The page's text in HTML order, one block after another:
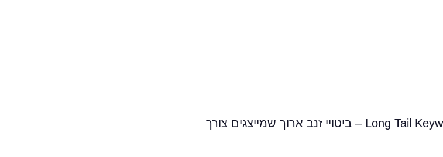
אלה חיפושים עם כוונה ברורה מאוד. כאן נכנס המושג Long Tail Keywords – ביטויי זנב ארוך שמייצגים צורך